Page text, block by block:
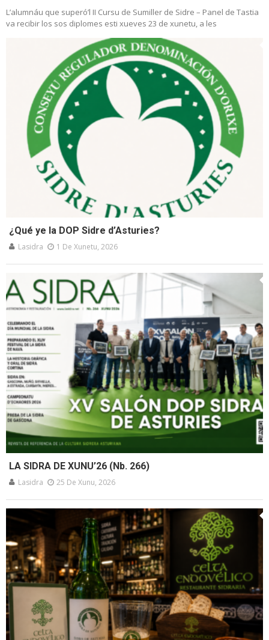
L’alumnáu que superó’l II Cursu de Sumiller de Sidre – Panel de Tastia
va recibir los sos diplomes esti xueves 23 de xunetu, a les
¿Qué ye la DOP Sidre d’Asturies?
Lasidra 1 De Xunetu, 2026
LA SIDRA DE XUNU’26 (Nb. 266)
Lasidra 25 De Xunu, 2026